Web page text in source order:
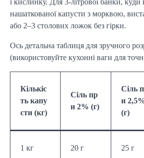
і кислинку. Для 3-літрової банки, куди
нашаткованої капусти з морквою,
або 2–3 столових ложок без гірки.
Ось детальна таблиця для зручного
(використовуйте кухонні ваги для
Кількіс
ть капу
сти (кг)
Сіль пр
и 2% (г)
Сіль
и
(г)
1 кг 20 г 25 г